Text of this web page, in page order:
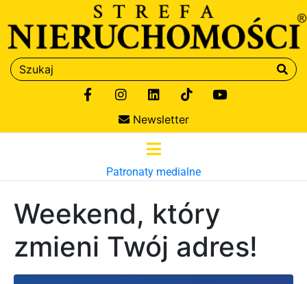
Newsletter
Patronaty medialne
Weekend, który
zmieni Twój adres!